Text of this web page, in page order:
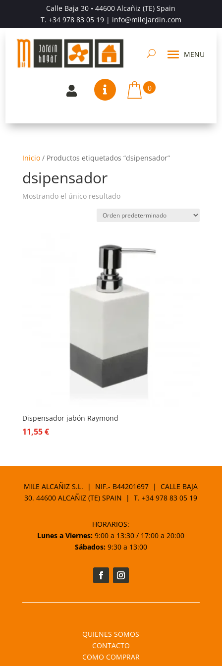
Calle Baja 30 • 44600 Alcañiz (TE) Spain
T. +34 978 83 05 19| info@milejardin.com
  0
Inicio/ Productos etiquetados “dsipensador”
dsipensador
Mostrando el único resultado
Dispensador jabón Raymond
11,55€
MILE ALCAÑIZ S.L. | NIF.- B44201697 | CALLE BAJA
30. 44600 ALCAÑIZ (TE) SPAIN | T.+34 978 83 05 19
HORARIOS:
Lunes a Viernes: 9:00 a 13:30 / 17:00 a 20:00
Sábados:9:30 a 13:00
QUIENES SOMOS
CONTACTO
COMO COMPRAR